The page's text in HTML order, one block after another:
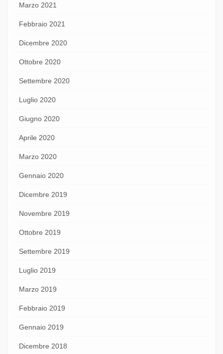
Marzo 2021
Febbraio 2021
Dicembre 2020
Ottobre 2020
Settembre 2020
Luglio 2020
Giugno 2020
Aprile 2020
Marzo 2020
Gennaio 2020
Dicembre 2019
Novembre 2019
Ottobre 2019
Settembre 2019
Luglio 2019
Marzo 2019
Febbraio 2019
Gennaio 2019
Dicembre 2018